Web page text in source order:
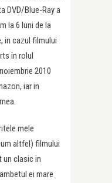
DVD/Blue-Ray a
la 6 luni de la
in cazul filmului
in rolul
2010
iar in
mele
altfel) filmului
un clasic in
ei mare